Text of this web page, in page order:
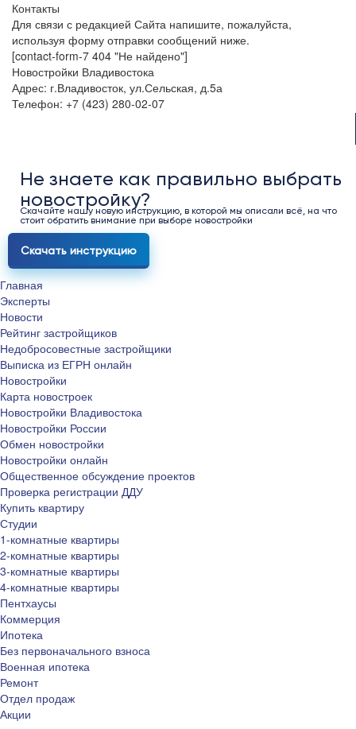
Контакты
Для связи с редакцией Сайта напишите, пожалуйста,
используя форму отправки сообщений ниже.
[contact-form-7 404 "Не найдено"]
Новостройки Владивостока
Адрес: г.Владивосток, ул.Сельская, д.5а
Телефон: +7 (423) 280-02-07
Не знаете как правильно выбрать
новостройку?
Скачайте нашу новую инструкцию, в которой мы описали всё, на что
стоит обратить внимание при выборе новостройки
Скачать инструкцию
Главная
Эксперты
Новости
Рейтинг застройщиков
Недобросовестные застройщики
Выписка из ЕГРН онлайн
Новостройки
Карта новостроек
Новостройки Владивостока
Новостройки России
Обмен новостройки
Новостройки онлайн
Общественное обсуждение проектов
Проверка регистрации ДДУ
Купить квартиру
Студии
1-комнатные квартиры
2-комнатные квартиры
3-комнатные квартиры
4-комнатные квартиры
Пентхаусы
Коммерция
Ипотека
Без первоначального взноса
Военная ипотека
Ремонт
Отдел продаж
Акции